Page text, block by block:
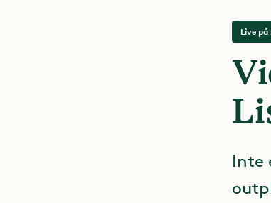
Live på
Inte